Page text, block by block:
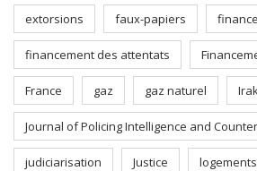
extorsions faux-papiers
financement des attentats
France gaz gaz naturel
Journal of Policing Intelligence and
judiciarisation Justice